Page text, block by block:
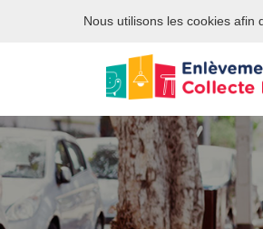
Site internet privé et
Nous utilisons les cookies afin